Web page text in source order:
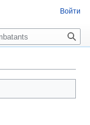
Войти